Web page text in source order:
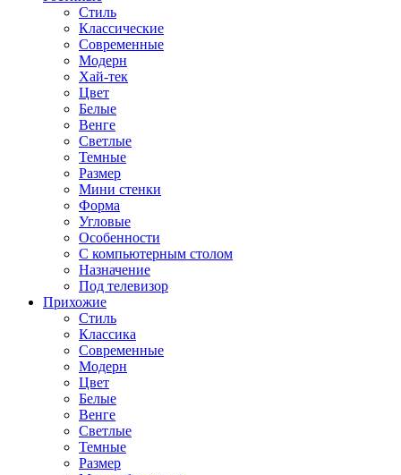
Стиль
Классические
Современные
Модерн
Хай-тек
Цвет
Белые
Венге
Светлые
Темные
Размер
Мини стенки
Форма
Угловые
Особенности
С компьютерным столом
Назначение
Под телевизор
Прихожие
Стиль
Классика
Современные
Модерн
Цвет
Белые
Венге
Светлые
Темные
Размер